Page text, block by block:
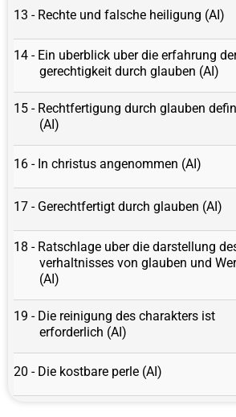
13 - Rechte und falsche heiligung (AI)
14 - Ein uberblick uber die erfahrung
gerechtigkeit durch glauben (AI)
15 - Rechtfertigung durch glauben
(AI)
16 - In christus angenommen (AI)
17 - Gerechtfertigt durch glauben (AI)
18 - Ratschlage uber die darstellung
verhaltnisses von glauben und
(AI)
19 - Die reinigung des charakters ist
erforderlich (AI)
20 - Die kostbare perle (AI)